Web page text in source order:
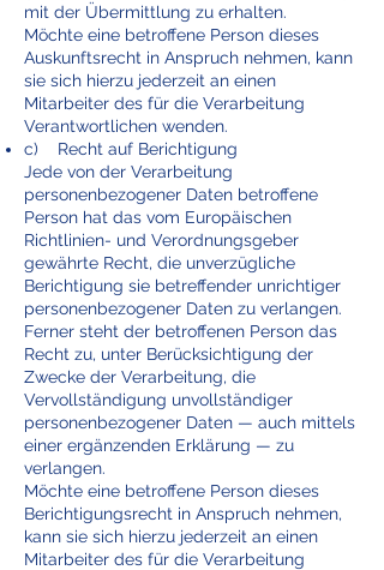
mit der Übermittlung zu erhalten.
Möchte eine betroffene Person dieses
Auskunftsrecht in Anspruch nehmen, kann
sie sich hierzu jederzeit an einen
Mitarbeiter des für die Verarbeitung
Verantwortlichen wenden.
c) Recht auf Berichtigung
Jede von der Verarbeitung
personenbezogener Daten betroffene
Person hat das vom Europäischen
Richtlinien- und Verordnungsgeber
gewährte Recht, die unverzügliche
Berichtigung sie betreffender unrichtiger
personenbezogener Daten zu verlangen.
Ferner steht der betroffenen Person das
Recht zu, unter Berücksichtigung der
Zwecke der Verarbeitung, die
Vervollständigung unvollständiger
personenbezogener Daten — auch mittels
einer ergänzenden Erklärung — zu
verlangen.
Möchte eine betroffene Person dieses
Berichtigungsrecht in Anspruch nehmen,
kann sie sich hierzu jederzeit an einen
Mitarbeiter des für die Verarbeitung